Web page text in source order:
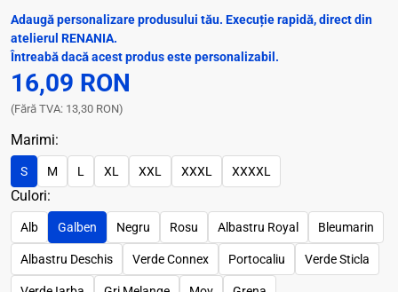
Adaugă personalizare produsului tău. Execuție rapidă, direct din
atelierul RENANIA.
Întreabă dacă acest produs este personalizabil.
16,09 RON
(Fără TVA: 13,30 RON)
Marimi:
S M L XL XXL XXXL XXXXL
Culori:
Alb Galben Negru Rosu Albastru Royal Bleumarin
Albastru Deschis Verde Connex Portocaliu Verde Sticla